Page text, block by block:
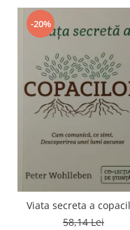
-20%
Viata secreta a
58,14 Lei